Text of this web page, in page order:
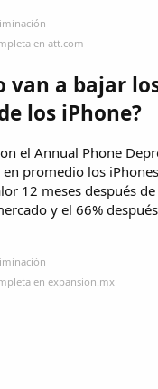
en att.com
van a bajar
los iPhone?
el Annual Phone
promedio los
12 meses después
y el 66%
en expansion.mx